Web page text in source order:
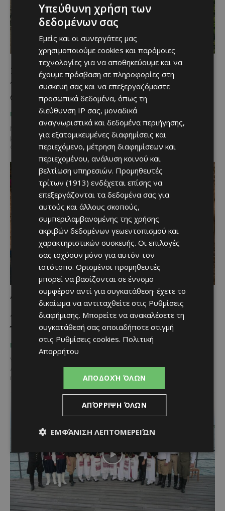
25 γυναικείες φωνές «ντύνουν» μουσικά
την έκθεση Bill Viola στο PSI Foundation
στη Λεμεσό
ΜΈΝΟΥΜΕ ΚΎΠΡΟ Κατερίνα Χριστοφή
Μια ξεχωριστή μουσική εμπειρία που συνδυάζει τη σύγχρονη τέχνη
με την κυπριακή μουσική παράδοση θα έχουν την ευκαιρία να
απολαύσουν οι επισκέπτες του PSI...
Τα Λεύκαρα φορούν τα γιορτινά τους – Το
44ο Φεστιβάλ επιστρέφει με 16 ημέρες
γεμάτες μουσική, παράδοση και πολιτισμό
ΜΈΝΟΥΜΕ ΚΎΠΡΟ Κατερίνα Χριστοφή -
Υπάρχουν χωριά που δεν τα επισκέπτεσαι απλώς. Τα ζεις. Και κάθε
Αύγουστο, τα Λεύκαρα μεταμορφώνονται σε μια μεγάλη γιορτή
που γεμίζει τα λιθόστρωτα σοκάκια...
Υπεύθυνη χρήση των
δεδομένων σας
Εμείς και οι συνεργάτες μας
χρησιμοποιούμε cookies και παρόμοιες
τεχνολογίες για να αποθηκεύουμε και να
έχουμε πρόσβαση σε πληροφορίες στη
συσκευή σας και να επεξεργαζόμαστε
προσωπικά δεδομένα, όπως τη
διεύθυνση IP σας, μοναδικά
αναγνωριστικά και δεδομένα περιήγησης,
για εξατομικευμένες διαφημίσεις και
περιεχόμενο, μέτρηση διαφημίσεων και
περιεχομένου, ανάλυση κοινού και
βελτίωση υπηρεσιών. Προμηθευτές
τρίτων (1913) ενδέχεται επίσης να
επεξεργάζονται τα δεδομένα σας για
αυτούς και άλλους σκοπούς,
συμπεριλαμβανομένης της χρήσης
ακριβών δεδομένων γεωεντοπισμού και
χαρακτηριστικών συσκευής. Οι επιλογές
σας ισχύουν μόνο για αυτόν τον
ιστότοπο. Ορισμένοι προμηθευτές
μπορεί να βασίζονται σε έννομο
συμφέρον αντί για συγκατάθεση· έχετε το
δικαίωμα να αντιταχθείτε στις Ρυθμίσεις
διαφήμισης. Μπορείτε να ανακαλέσετε τη
συγκατάθεσή σας οποιαδήποτε στιγμή
στις Ρυθμίσεις cookies. Πολιτική
Απορρήτου
ΑΠΟΔΟΧΉ ΌΛΩΝ
ΑΠΌΡΡΙΨΗ ΌΛΩΝ
ΕΜΦΆΝΙΣΗ ΛΕΠΤΟΜΕΡΕΙΏΝ